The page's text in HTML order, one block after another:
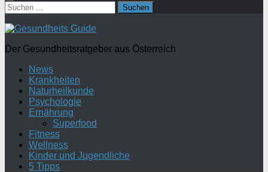
Suchen
nach:
Der Gesundheitsratgeber aus Österreich
News
Krankheiten
Naturheilkunde
Psychologie
Ernährung
Superfood
Fitness
Wellness
Kinder und Jugendliche
5 Tipps